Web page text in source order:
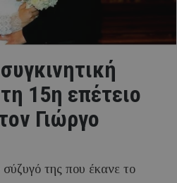
15η επέτειο
Γιώργο
της που έκανε το